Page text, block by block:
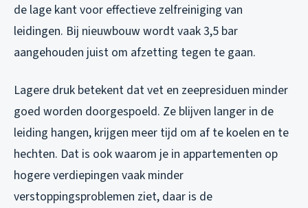
de lage kant voor effectieve zelfreiniging van
leidingen. Bij nieuwbouw wordt vaak 3,5 bar
aangehouden juist om afzetting tegen te gaan.
Lagere druk betekent dat vet en zeepresiduen minder
goed worden doorgespoeld. Ze blijven langer in de
leiding hangen, krijgen meer tijd om af te koelen en te
hechten. Dat is ook waarom je in appartementen op
hogere verdiepingen vaak minder
verstoppingsproblemen ziet, daar is de